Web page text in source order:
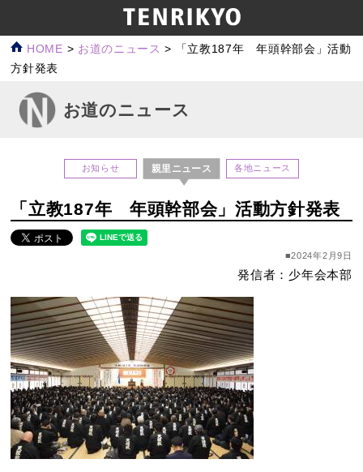
HOME > お道のニュース >
「立教187年 年頭幹部会」活動
方針発表
お道のニュース
お知らせ 親里ニュース 各地ニュース
「立教187年 年頭幹部会」活動方針発表
■2024年2月9日
発信者：少年会本部